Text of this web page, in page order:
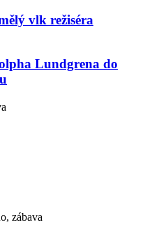
vlk režiséra
Lundgrena do
zábava